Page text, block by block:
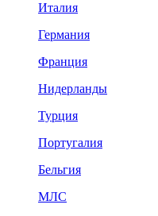
Италия
Германия
Франция
Нидерланды
Турция
Португалия
Бельгия
МЛС